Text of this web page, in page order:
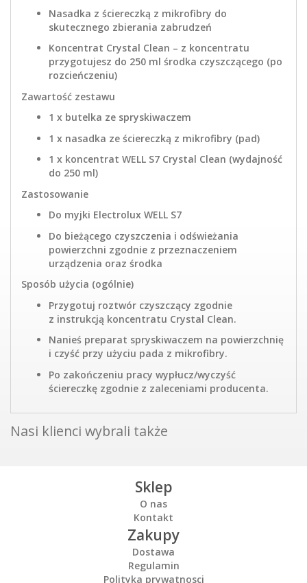
Nasadka z ściereczką z mikrofibry do
skutecznego zbierania zabrudzeń
Koncentrat Crystal Clean – z koncentratu
przygotujesz do 250 ml środka czyszczącego (po
rozcieńczeniu)
Zawartość zestawu
1 x butelka ze spryskiwaczem
1 x nasadka ze ściereczką z mikrofibry (pad)
1 x koncentrat WELL S7 Crystal Clean (wydajność
do 250 ml)
Zastosowanie
Do myjki Electrolux WELL S7
Do bieżącego czyszczenia i odświeżania
powierzchni zgodnie z przeznaczeniem
urządzenia oraz środka
Sposób użycia (ogólnie)
Przygotuj roztwór czyszczący zgodnie
z instrukcją koncentratu Crystal Clean.
Nanieś preparat spryskiwaczem na powierzchnię
i czyść przy użyciu pada z mikrofibry.
Po zakończeniu pracy wypłucz/wyczyść
ściereczkę zgodnie z zaleceniami producenta.
Nasi klienci wybrali także
Sklep
O nas
Kontakt
Zakupy
Dostawa
Regulamin
Polityka prywatnosci